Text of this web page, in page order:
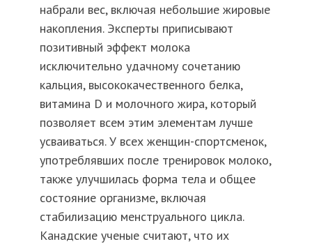
набрали вес, включая небольшие жировые
накопления. Эксперты приписывают
позитивный эффект молока
исключительно удачному сочетанию
кальция, высококачественного белка,
витамина D и молочного жира, который
позволяет всем этим элементам лучше
усваиваться. У всех женщин-спортсменок,
употреблявших после тренировок молоко,
также улучшилась форма тела и общее
состояние организме, включая
стабилизацию менструального цикла.
Канадские ученые считают, что их